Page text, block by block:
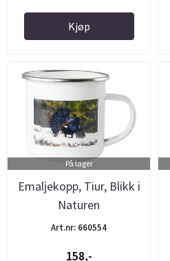
Kjøp
På lager
Emaljekopp, Tiur, Blikk i
Naturen
Art.nr: 660554
158,-